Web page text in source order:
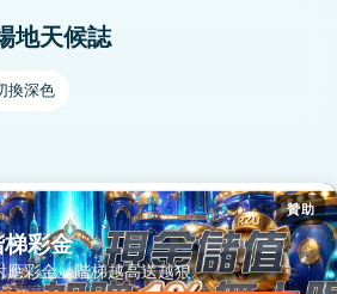
地天候誌
換深色
贊助
彩金
應彩金，階梯越高送越狠。